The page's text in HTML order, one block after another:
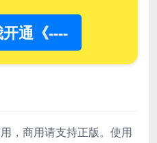
通《----
，商用请支持正版。使用